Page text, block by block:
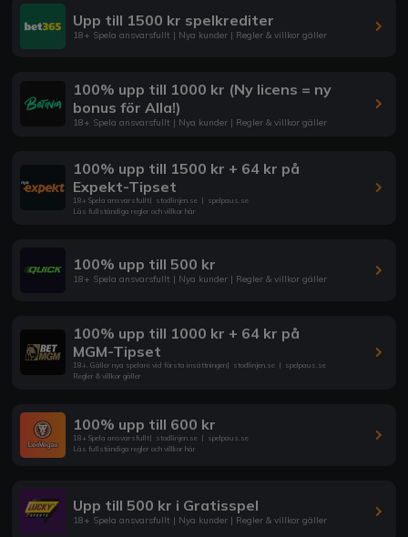
Upp till 1500 kr spelkrediter
18+ Spela ansvarsfullt | Nya kunder | Regler & villkor gäller
100% upp till 1000 kr (Ny licens = ny
bonus för Alla!)
18+ Spela ansvarsfullt | Nya kunder | Regler & villkor gäller
100% upp till 1500 kr + 64 kr på
Expekt-Tipset
18+ Spela ansvarsfullt| stodlinjen.se | spelpaus.se
Läs fullständiga regler och villkor här
100% upp till 500 kr
18+ Spela ansvarsfullt | Nya kunder | Regler & villkor gäller
100% upp till 1000 kr + 64 kr på
MGM-Tipset
18+. Gäller nya spelare vid första insättningen| stodlinjen.se | spelpaus.se
Regler & villkor gäller
100% upp till 600 kr
18+ Spela ansvarsfullt| stodlinjen.se | spelpaus.se
Läs fullständiga regler och villkor här
Upp till 500 kr i Gratisspel
18+ Spela ansvarsfullt | Nya kunder | Regler & villkor gäller